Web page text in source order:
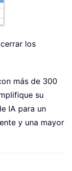
los
más de 300
su
IA para un
y una mayor